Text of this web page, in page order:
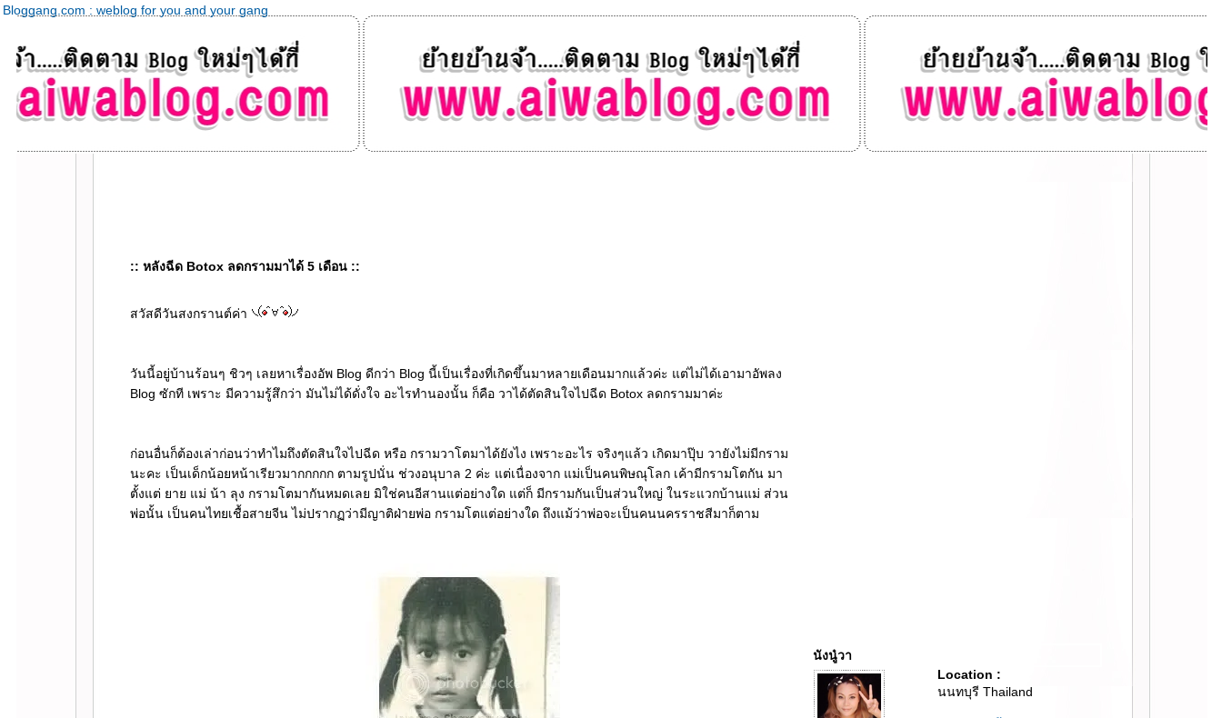
Bloggang.com : weblog for you and your gang
:: หลังฉีด Botox ลดกรามมาได้ 5 เดือน ::
สวัสดีวันสงกรานต์ค่า
วันนี้อยู่บ้านร้อนๆ ชิวๆ เลยหาเรื่องอัพ Blog ดีกว่า Blog นี้เป็นเรื่องที่เกิดขึ้นมาหลายเดือนมากแล้วค่ะ แต่ไม่ได้เอามาอัพลง
Blog ซักที เพราะ มีความรู้สึกว่า มันไม่ได้ดั่งใจ อะไรทำนองนั้น ก็คือ วาได้ตัดสินใจไปฉีด Botox ลดกรามมาค่ะ
ก่อนอื่นก็ต้องเล่าก่อนว่าทำไมถึงตัดสินใจไปฉีด หรือ กรามวาโตมาได้ยังไง เพราะอะไร จริงๆแล้ว เกิดมาปุ๊บ วายังไม่มีกราม
นะคะ เป็นเด็กน้อยหน้าเรียวมากกกกก ตามรูปนั่น ช่วงอนุบาล 2 ค่ะ แต่เนื่องจาก แม่เป็นคนพิษณุโลก เค้ามีกรามโตกัน มา
ตั้งแต่ ยาย แม่ น้า ลุง กรามโตมากันหมดเลย มิใช่คนอีสานแต่อย่างใด แต่ก็ มีกรามกันเป็นส่วนใหญ่ ในระแวกบ้านแม่ ส่วน
พ่อนั้น เป็นคนไทยเชื้อสายจีน ไม่ปรากฏว่ามีญาติฝ่ายพ่อ กรามโตแต่อย่างใด ถึงแม้ว่าพ่อจะเป็นคนนครราชสีมาก็ตาม
นังนู๋วา
Location :
นนทบุรี Thailand